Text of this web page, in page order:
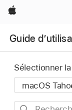
Apple
Guide
Sélectionner
Rechercher